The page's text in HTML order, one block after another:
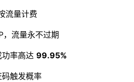
流量计费
，流量永不过期
率高达 99.95%
触发概率